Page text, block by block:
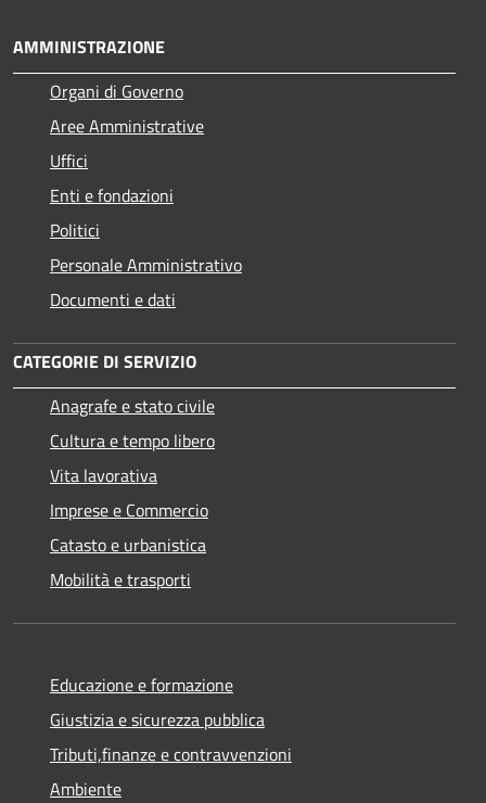
AMMINISTRAZIONE
Organi di Governo
Aree Amministrative
Uffici
Enti e fondazioni
Politici
Personale Amministrativo
Documenti e dati
CATEGORIE DI SERVIZIO
Anagrafe e stato civile
Cultura e tempo libero
Vita lavorativa
Imprese e Commercio
Catasto e urbanistica
Mobilità e trasporti
Educazione e formazione
Giustizia e sicurezza pubblica
Tributi,finanze e contravvenzioni
Ambiente